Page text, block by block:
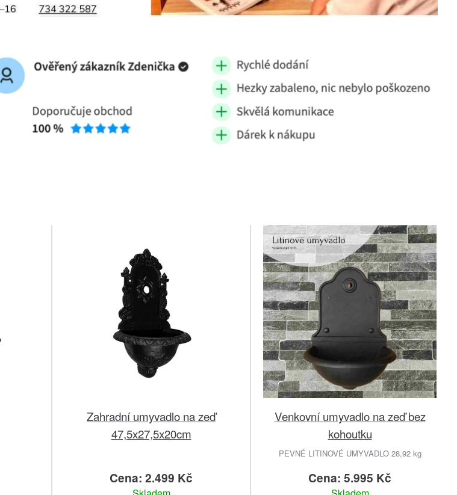
Zahradní umyvadlo na zeď
47,5x27,5x20cm
Cena: 2.499 Kč
Venkovní umyvadlo na zeď bez
kohoutku
PEVNÉ LITINOVÉ UMYVADLO 28,92 kg
Cena: 5.995 Kč